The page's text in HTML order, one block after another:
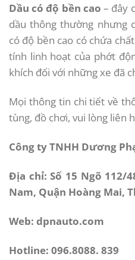
Dầu có độ bền cao – đây
dầu thông thường nhưng
có độ bền cao có chứa
tính linh hoạt của phớt
khích đối với những xe đã
Mọi thông tin chi tiết về
tùng, đồ chơi, vui lòng liên
Công ty TNHH Dương
Địa chỉ: Số 15 Ngõ 112/
Nam, Quận Hoàng Mai,
Web: dpnauto.com
Hotline: 096.8088. 839